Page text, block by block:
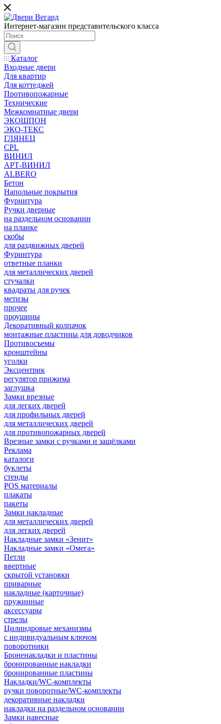
Интернет-магазин представительского класса
Каталог
Входные двери
Для квартир
Для коттеджей
Противопожарные
Технические
Межкомнатные двери
ЭКОШПОН
ЭКО-ТЕКС
ГЛЯНЕЦ
CPL
ВИНИЛ
АРТ-ВИНИЛ
ALBERO
Бетон
Напольные покрытия
Фурнитура
Ручки дверные
на раздельном основании
на планке
скобы
для раздвижных дверей
Фурнитура
ответные планки
для металлических дверей
стучалки
квадраты для ручек
метизы
прочее
проушины
Декоративный колпачок
монтажные пластины для доводчиков
Противосъемы
кронштейны
уголки
Эксцентрик
регулятор прижима
заглушка
Замки врезные
для легких дверей
для профильных дверей
для металлических дверей
для противопожарных дверей
Врезные замки с ручками и защёлками
Реклама
каталоги
буклеты
стенды
POS материалы
плакаты
пакеты
Замки накладные
для металлических дверей
для легких дверей
Накладные замки «Зенит»
Накладные замки «Омега»
Петли
ввертные
скрытой установки
приварные
накладные (карточные)
пружинные
аксессуары
стрелы
Цилиндровые механизмы
с индивидуальным ключом
поворотники
Броненакладки и пластины
бронированные накладки
бронированные пластины
Накладки/WC-комплекты
ручки поворотные/WC-комплекты
декоративные накладки
накладки на раздельном основании
Замки навесные